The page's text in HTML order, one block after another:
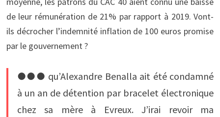
de leur rémunération de 21% par rapport à 2019. Vont-
ils décrocher l’indemnité inflation de 100 euros promise
par le gouvernement ?
●●● qu’Alexandre Benalla ait été condamné
à un an de détention par bracelet électronique
chez sa mère à Evreux. J’irai revoir ma